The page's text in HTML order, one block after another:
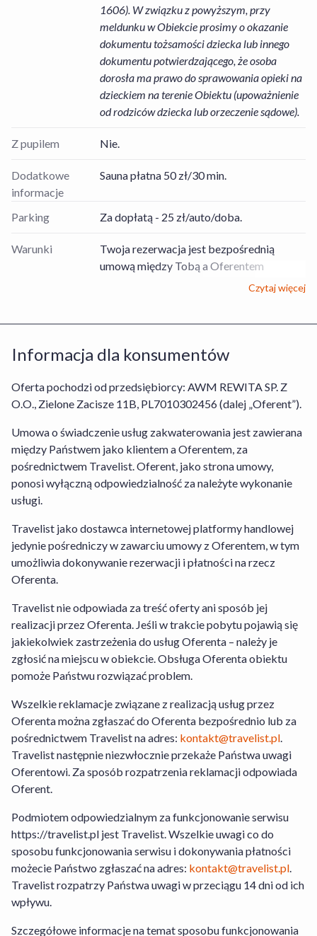
1606). W związku z powyższym, przy
meldunku w Obiekcie prosimy o okazanie
dokumentu tożsamości dziecka lub innego
dokumentu potwierdzającego, że osoba
dorosła ma prawo do sprawowania opieki na
dzieckiem na terenie Obiektu (upoważnienie
od rodziców dziecka lub orzeczenie sądowe).
Z pupilem Nie.
Dodatkowe
informacje
Sauna płatna 50 zł/30 min.
Parking Za dopłatą - 25 zł/auto/doba.
Warunki
Twoja rezerwacja jest bezpośrednią
umową między Tobą a Oferentem
Usług/Obiektem, dotyczącą rezerwacji
Organizatorem turystyki, dotyczącą
odpowiedzialną za prawidłowe wykonanie
umowy w odniesieniu do rezerwacji
Organizator turystyki w przypadku
rezerwacji Usługi Hotel+Lot, których
dane znajdziesz w sekcji Informacja dla
konsumentów. W odniesieniu do
Środków i Kart Podarunkowych,
Regulamin Usługi Zakwaterowania oraz
Warunki Rezygnacji. W odniesieniu do
Regulamin Serwisu,Regulamin Travelist
Hotel+LotorazWarunki Rezygnacji
Usługi Hotel+Lot. Szczegółowe
informacje na temat sposobu
funkcjonowania serwisu znajdziesz w
W przypadku Usługi Hotel+Lot Travelist
działa jako agent Organizatora Turystyki.
Transport nie jest wliczony w cenę.
wpisana do Rejestru Przedsiębiorców
prowadzonego przez Sąd Rejonowy dla m.
st. Warszawy, XII Wydział Gospodarczy
Krajowego Rejestru Sądowego pod nr.
KRS: 0000440014, NIP: 7010359657,
49500PLN
Czytaj więcej
Informacja dla konsumentów
Oferta pochodzi od przedsiębiorcy: AWM REWITA SP. Z
O.O., Zielone Zacisze 11B, PL7010302456 (dalej „Oferent”).
Umowa o świadczenie usług zakwaterowania jest zawierana
między Państwem jako klientem a Oferentem, za
pośrednictwem Travelist. Oferent, jako strona umowy,
ponosi wyłączną odpowiedzialność za należyte wykonanie
usługi.
Travelist jako dostawca internetowej platformy handlowej
jedynie pośredniczy w zawarciu umowy z Oferentem, w tym
umożliwia dokonywanie rezerwacji i płatności na rzecz
Oferenta.
Travelist nie odpowiada za treść oferty ani sposób jej
realizacji przez Oferenta. Jeśli w trakcie pobytu pojawią się
jakiekolwiek zastrzeżenia do usług Oferenta – należy je
zgłosić na miejscu w obiekcie. Obsługa Oferenta obiektu
pomoże Państwu rozwiązać problem.
Wszelkie reklamacje związane z realizacją usług przez
Oferenta można zgłaszać do Oferenta bezpośrednio lub za
pośrednictwem Travelist na adres: kontakt@travelist.pl.
Travelist następnie niezwłocznie przekaże Państwa uwagi
Oferentowi. Za sposób rozpatrzenia reklamacji odpowiada
Oferent.
Podmiotem odpowiedzialnym za funkcjonowanie serwisu
https://travelist.pl jest Travelist. Wszelkie uwagi co do
sposobu funkcjonowania serwisu i dokonywania płatności
możecie Państwo zgłaszać na adres: kontakt@travelist.pl.
Travelist rozpatrzy Państwa uwagi w przeciągu 14 dni od ich
wpływu.
Szczegółowe informacje na temat sposobu funkcjonowania